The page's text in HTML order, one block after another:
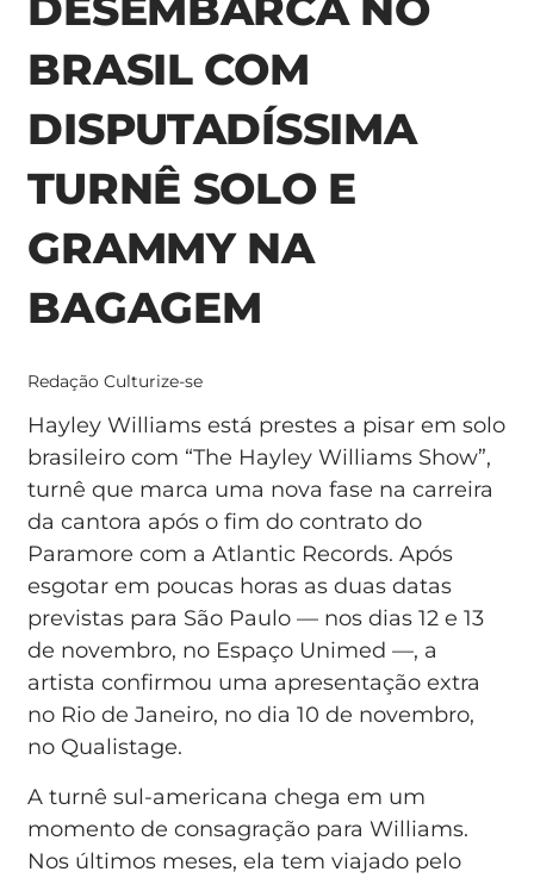
BRASIL COM
DISPUTADÍSSIMA
TURNÊ SOLO E
GRAMMY NA
BAGAGEM
Redação Culturize-se
Hayley Williams está prestes a pisar em solo
brasileiro com “The Hayley Williams Show”,
turnê que marca uma nova fase na carreira
da cantora após o fim do contrato do
Paramore com a Atlantic Records. Após
esgotar em poucas horas as duas datas
previstas para São Paulo — nos dias 12 e 13
de novembro, no Espaço Unimed —, a
artista confirmou uma apresentação extra
no Rio de Janeiro, no dia 10 de novembro,
no Qualistage.
A turnê sul-americana chega em um
momento de consagração para Williams.
Nos últimos meses, ela tem viajado pelo